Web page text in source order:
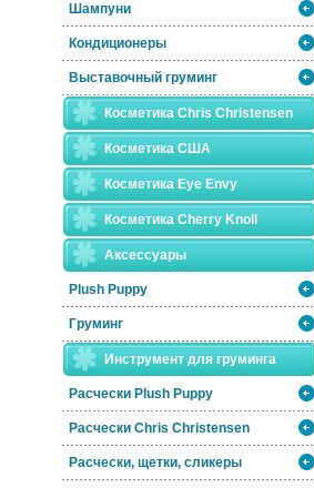
Шампуни
Кондиционеры
Выставочный груминг
Косметика Chris Christensen
Косметика США
Косметика Eye Envy
Косметика Сherry Knoll
Аксессуары
Plush Puppy
Груминг
Инструмент для груминга
Расчески Plush Puppy
Расчески Сhris Christensen
Расчески, щетки, сликеры